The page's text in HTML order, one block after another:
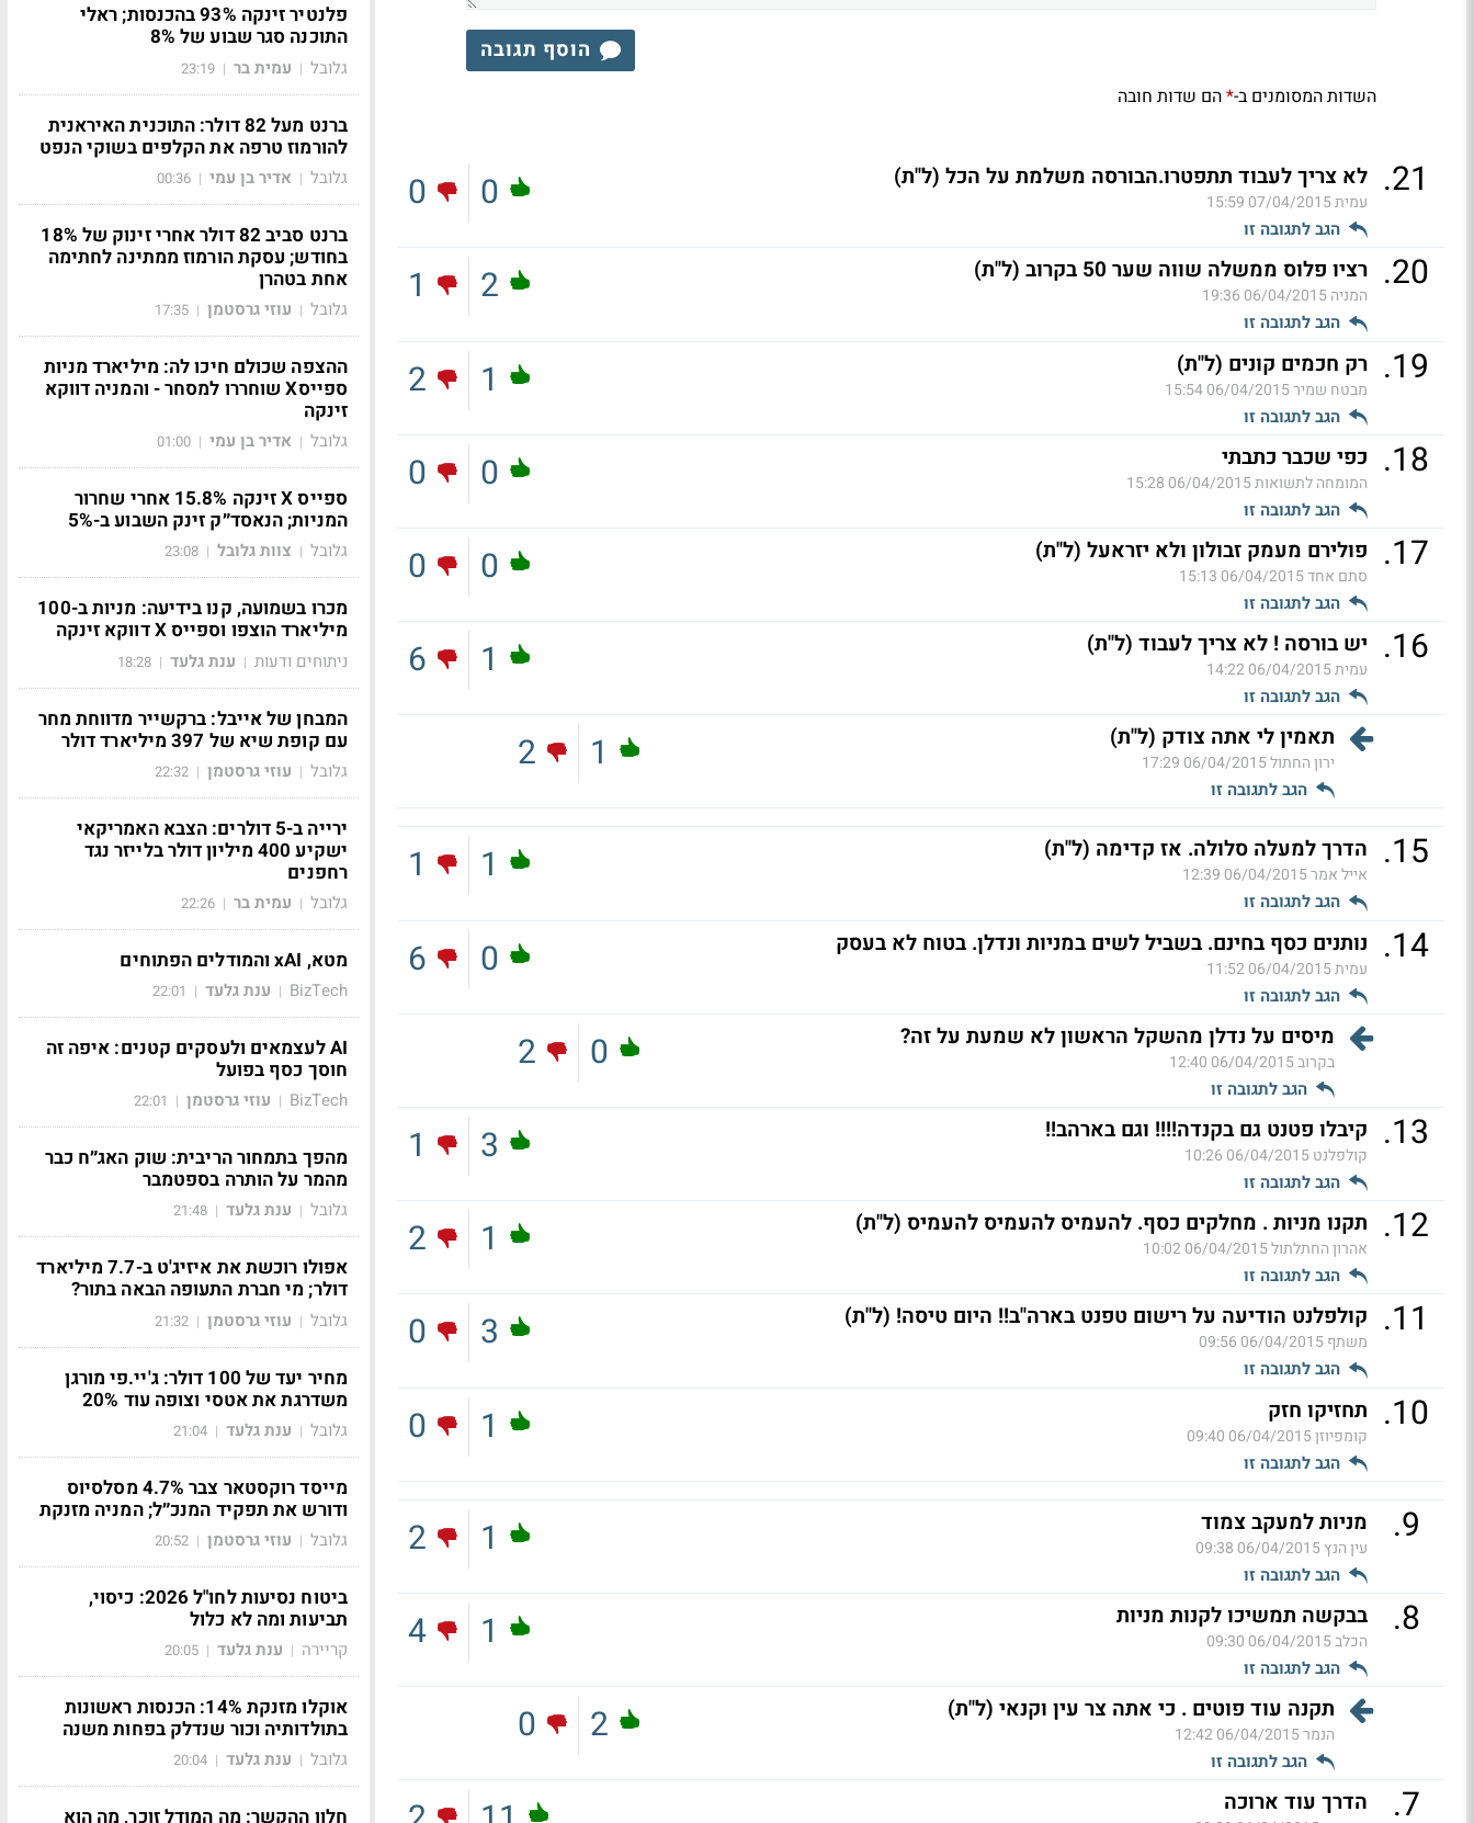
הוסף תגובה
השדות המסומנים ב-*הם שדות חובה
21
. לא צריך לעבוד תתפטרו.הבורסה משלמת על הכל (ל"ת)
עמית07/04/2015 15:59
הגב לתגובה זו
0
0
20
. רציו פלוס ממשלה שווה שער 50 בקרוב (ל"ת)
המניה06/04/2015 19:36
הגב לתגובה זו
2
1
19
. רק חכמים קונים (ל"ת)
מבטח שמיר06/04/2015 15:54
הגב לתגובה זו
1
2
18
. כפי שכבר כתבתי
המומחה לתשואות06/04/2015 15:28
הגב לתגובה זו
0
0
17
. פולירם מעמק זבולון ולא יזראעל (ל"ת)
סתם אחד06/04/2015 15:13
הגב לתגובה זו
0
0
16
. יש בורסה ! לא צריך לעבוד (ל"ת)
עמית06/04/2015 14:22
הגב לתגובה זו
1
6
תאמין לי אתה צודק (ל"ת)
ירון החתול06/04/2015 17:29
הגב לתגובה זו
1
2
15
. הדרך למעלה סלולה. אז קדימה (ל"ת)
אייל אמר06/04/2015 12:39
הגב לתגובה זו
1
1
14
. נותנים כסף בחינם. בשביל לשים במניות ונדלן. בטוח לא בעסק
עמית06/04/2015 11:52
הגב לתגובה זו
0
6
מיסים על נדלן מהשקל הראשון לא שמעת על זה?
בקרוב06/04/2015 12:40
הגב לתגובה זו
0
2
13
. קיבלו פטנט גם בקנדה!!!! וגם בארהב!!
קולפלנט06/04/2015 10:26
הגב לתגובה זו
3
1
12
. תקנו מניות . מחלקים כסף. להעמיס להעמיס להעמיס (ל"ת)
אהרון החתלתול06/04/2015 10:02
הגב לתגובה זו
1
2
11
. קולפלנט הודיעה על רישום טפנט בארה"ב!! היום טיסה! (ל"ת)
משתף06/04/2015 09:56
הגב לתגובה זו
3
0
10
. תחזיקו חזק
קומפיוזן06/04/2015 09:40
הגב לתגובה זו
1
0
9
. מניות למעקב צמוד
עין הנץ06/04/2015 09:38
הגב לתגובה זו
1
2
8
. בבקשה תמשיכו לקנות מניות
הכלב06/04/2015 09:30
הגב לתגובה זו
1
4
תקנה עוד פוטים . כי אתה צר עין וקנאי (ל"ת)
הנמר06/04/2015 12:42
הגב לתגובה זו
2
0
7
. הדרך עוד ארוכה
פלנטיר זינקה 93% בהכנסות; ראלי
התוכנה סגר שבוע של 8%
גלובל | עמית בר |
23:19
ברנט מעל 82 דולר: התוכנית האיראנית
להורמוז טרפה את הקלפים בשוקי הנפט
גלובל | אדיר בן עמי |
00:36
ברנט סביב 82 דולר אחרי זינוק של 18%
בחודש; עסקת הורמוז ממתינה לחתימה
אחת בטהרן
גלובל | עוזי גרסטמן |
17:35
ההצפה שכולם חיכו לה: מיליארד מניות
ספייסX שוחררו למסחר - והמניה דווקא
זינקה
גלובל | אדיר בן עמי |
01:00
ספייס X זינקה 15.8% אחרי שחרור
המניות; הנאסד״ק זינק השבוע ב-5%
גלובל | צוות גלובל |
23:08
מכרו בשמועה, קנו בידיעה: מניות ב-100
מיליארד הוצפו וספייס X דווקא זינקה
ניתוחים ודעות | ענת גלעד |
18:28
המבחן של אייבל: ברקשייר מדווחת מחר
עם קופת שיא של 397 מיליארד דולר
גלובל | עוזי גרסטמן |
22:32
ירייה ב-5 דולרים: הצבא האמריקאי
ישקיע 400 מיליון דולר בלייזר נגד
רחפנים
גלובל | עמית בר |
22:26
מטא, xAI והמודלים הפתוחים
BizTech
| ענת גלעד |
22:01
AI לעצמאים ולעסקים קטנים: איפה זה
חוסך כסף בפועל
BizTech
| עוזי גרסטמן |
22:01
מהפך בתמחור הריבית: שוק האג״ח כבר
מהמר על הותרה בספטמבר
גלובל | ענת גלעד |
21:48
אפולו רוכשת את איזיג'ט ב-7.7 מיליארד
דולר; מי חברת התעופה הבאה בתור?
גלובל | עוזי גרסטמן |
21:32
מחיר יעד של 100 דולר: ג'יי.פי מורגן
משדרגת את אטסי וצופה עוד 20%
גלובל | ענת גלעד |
21:04
מייסד רוקסטאר צבר 4.7% מסלסיוס
ודורש את תפקיד המנכ״ל; המניה מזנקת
גלובל | עוזי גרסטמן |
20:52
ביטוח נסיעות לחו"ל 2026: כיסוי,
תביעות ומה לא כלול
קריירה | ענת גלעד |
20:05
אוקלו מזנקת 14%: הכנסות ראשונות
בתולדותיה וכור שנדלק בפחות משנה
גלובל | ענת גלעד |
20:04
חלון ההקשר: מה המודל זוכר, מה הוא